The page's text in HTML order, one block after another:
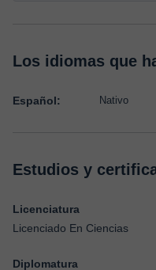
Los idiomas que
Español: Nativo
Estudios y
Licenciatura
Licenciado En Ciencias
Diplomatura